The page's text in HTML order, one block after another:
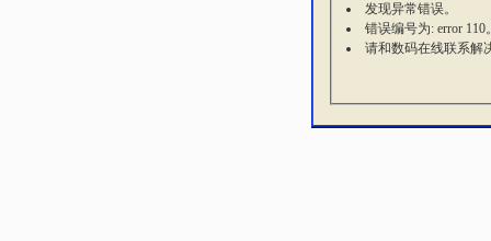
发现异常错误。
错误编号为: error 110
请和数码在线联系解